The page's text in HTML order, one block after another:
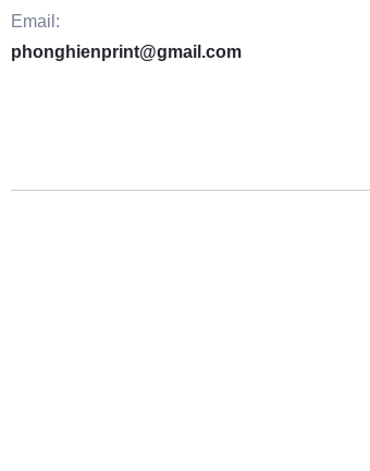
Email:
phonghienprint@gmail.com